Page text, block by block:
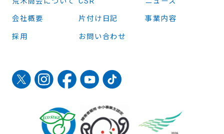
会社概要 片付け日記 事業内容
採用 お問い合わせ